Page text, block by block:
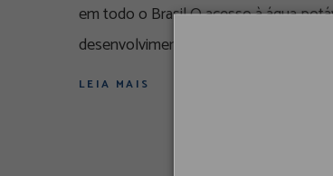
em todo o Brasil O acesso à água
desenvolvimento humano, econômico
LEIA MAIS